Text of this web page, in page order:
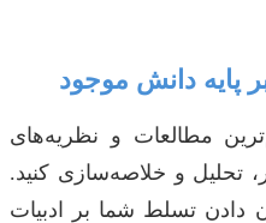
پایه دانش موجود
مطالعات و نظریه‌های
تحلیل و خلاصه‌سازی کنید.
دادن تسلط شما بر ادبیات